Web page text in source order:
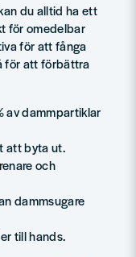
du alltid ha ett
för omedelbar
för att fånga
för att förbättra
av dammpartiklar
att byta ut.
och
dammsugare
till hands.